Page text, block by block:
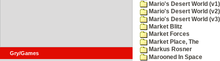
Gry/Games
Mario's Desert World (v1)
Mario's Desert World (v2)
Mario's Desert World (v3)
Market Blitz
Market Forces
Market Place, The
Markus Rosner
Marooned In Space